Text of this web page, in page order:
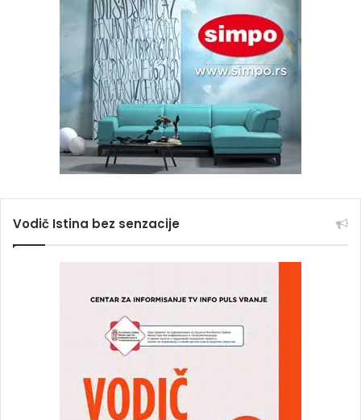
Vodič Istina bez senzacije